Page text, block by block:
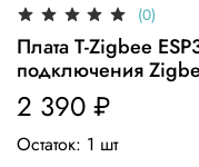
(0)
Плата T-Zigbee
подключения
2 390 ₽
Остаток: 1 шт